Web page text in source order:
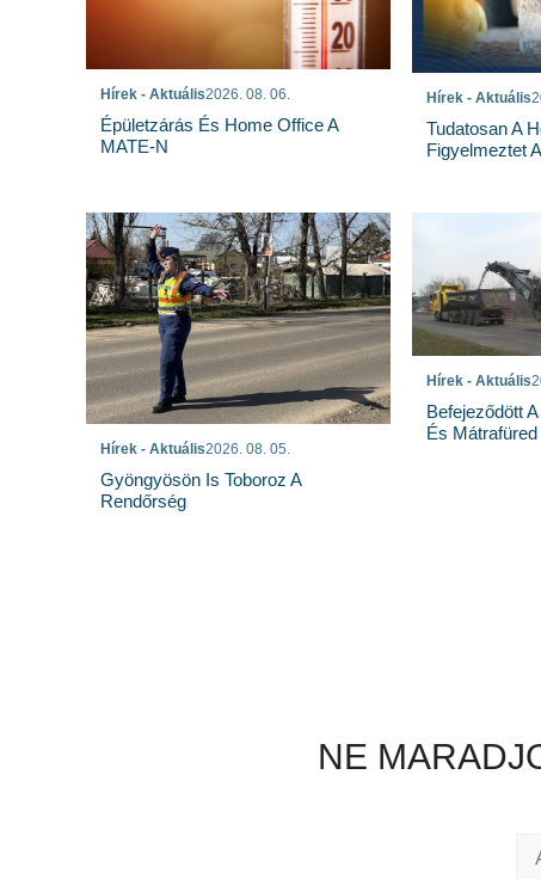
Hírek - Aktuális2026. 08. 06.
Épületzárás És Home Office A
MATE-N
Hírek - Aktuális
Tudatosan A
Figyelmeztet
Hírek - Aktuális2026. 08. 05.
Gyöngyösön Is Toboroz A
Rendőrség
Hírek - Aktuális
Befejeződött
És
NE